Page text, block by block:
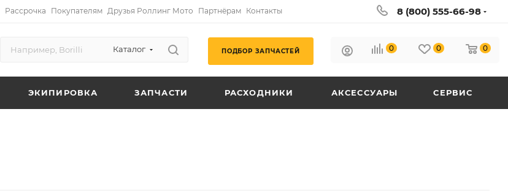
Рассрочка Покупателям Друзья Роллинг Мото Партнёрам Контакты 8 (800) 555-66-98
Каталог ПОДБОР ЗАПЧАСТЕЙ 0 0 0
ЭКИПИРОВКА ЗАПЧАСТИ РАСХОДНИКИ АКСЕССУАРЫ СЕРВИС